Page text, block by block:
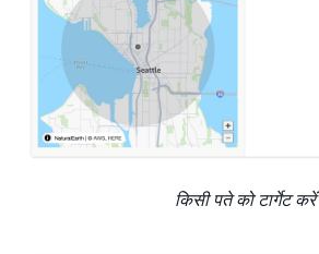
किसी पते को टार्गेट करें